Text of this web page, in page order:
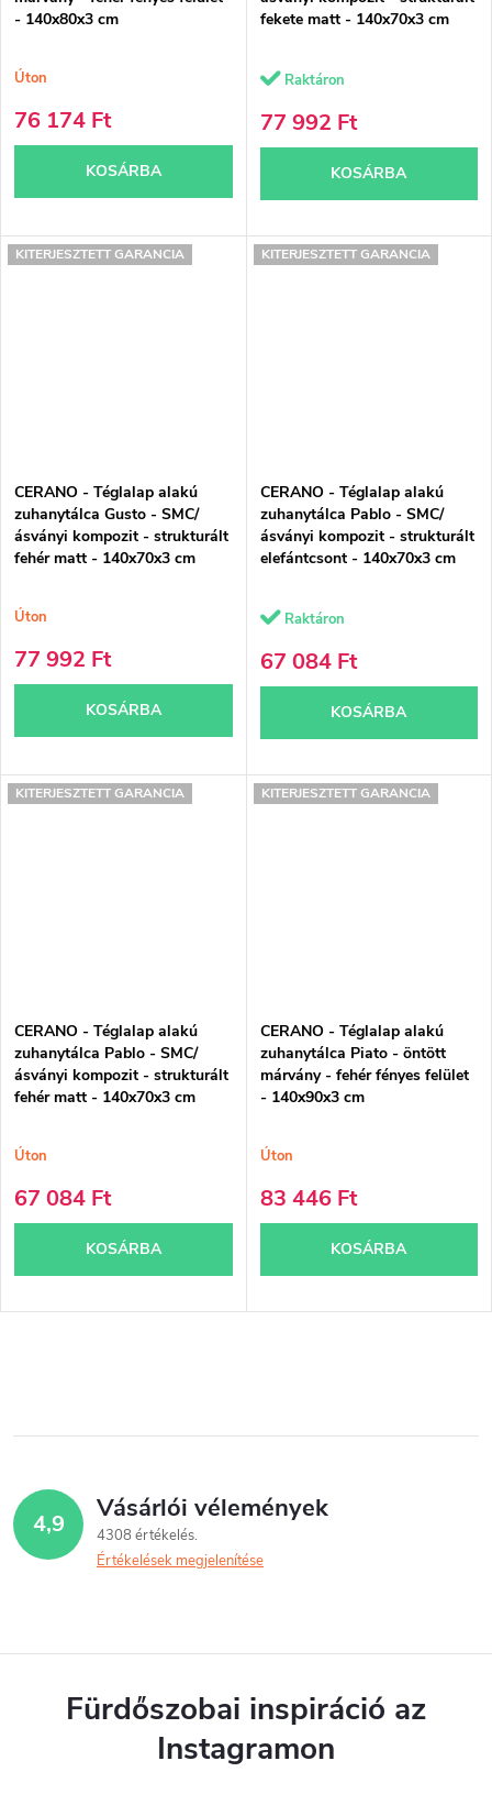
- 140x80x3 cm
Úton
76 174 Ft
KOSÁRBA
fekete matt - 140x70x3 cm
Raktáron
77 992 Ft
KOSÁRBA
KITERJESZTETT GARANCIA
CERANO - Téglalap alakú
zuhanytálca Gusto - SMC/
ásványi kompozit - strukturált
fehér matt - 140x70x3 cm
Úton
77 992 Ft
KOSÁRBA
KITERJESZTETT GARANCIA
CERANO - Téglalap alakú
zuhanytálca Pablo - SMC/
ásványi kompozit - strukturált
elefántcsont - 140x70x3 cm
Raktáron
67 084 Ft
KOSÁRBA
KITERJESZTETT GARANCIA
CERANO - Téglalap alakú
zuhanytálca Pablo - SMC/
ásványi kompozit - strukturált
fehér matt - 140x70x3 cm
Úton
67 084 Ft
KOSÁRBA
KITERJESZTETT GARANCIA
CERANO - Téglalap alakú
zuhanytálca Piato - öntött
márvány - fehér fényes felület
- 140x90x3 cm
Úton
83 446 Ft
KOSÁRBA
t
a
á
4,9 Vásárlói vélemények
4308 értékelés
Értékelések megjelenítése
Fürdőszobai inspiráció az
Instagramon